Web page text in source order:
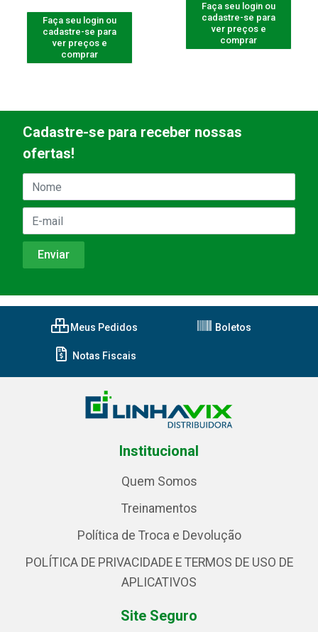
Faça seu login ou
cadastre-se para
ver preços e
comprar
Faça seu login ou
cadastre-se para
ver preços e
comprar
Cadastre-se para receber nossas
ofertas!
Meus Pedidos Boletos
Notas Fiscais
Institucional
Quem Somos
Treinamentos
Política de Troca e Devolução
POLÍTICA DE PRIVACIDADE E TERMOS DE USO DE
APLICATIVOS
Site Seguro